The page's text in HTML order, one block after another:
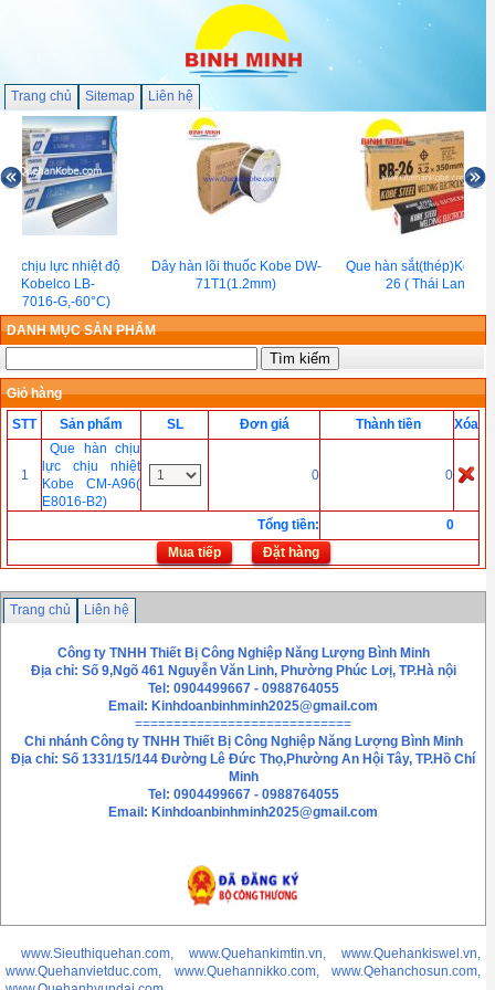
Trang chủ Sitemap Liên hệ
chịu lực nhiệt độ
Kobelco LB-
G,-60°C)
Dây hàn lõi thuốc Kobe DW-
71T1(1.2mm)
Que hàn sắt(thép)Kobe
26 ( Thái Lan )
DANH MỤC SẢN PHẨM
Giỏ hàng
STT
Sản phẩm SL Đơn giá Thành tiền Xóa
1
Que hàn chịu
lực chịu nhiệt
Kobe CM-A96(
E8016-B2)
0 0
Tổng tiền:
0
Mua tiếp
Đặt hàng
Trang chủ Liên hệ
Công ty TNHH Thiết Bị Công Nghiệp Năng Lượng Bình Minh
Địa chỉ: Số 9,Ngõ 461 Nguyễn Văn Linh, Phường Phúc Lơị, TP.Hà nội
Tel: 0904499667 - 0988764055
Email: Kinhdoanbinhminh2025@gmail.com
============================
Chi nhánh Công ty TNHH Thiết Bị Công Nghiệp Năng Lượng Bình Minh
Địa chỉ: Số 1331/15/144 Đường Lê Đức Thọ,Phường An Hội Tây, TP.Hồ Chí
Minh
Tel: 0904499667 - 0988764055
Email: Kinhdoanbinhminh2025@gmail.com
www.Sieuthiquehan.com, www.Quehankimtin.vn, www.Quehankiswel.vn,
www.Quehanvietduc.com, www.Quehannikko.com, www.Qehanchosun.com,